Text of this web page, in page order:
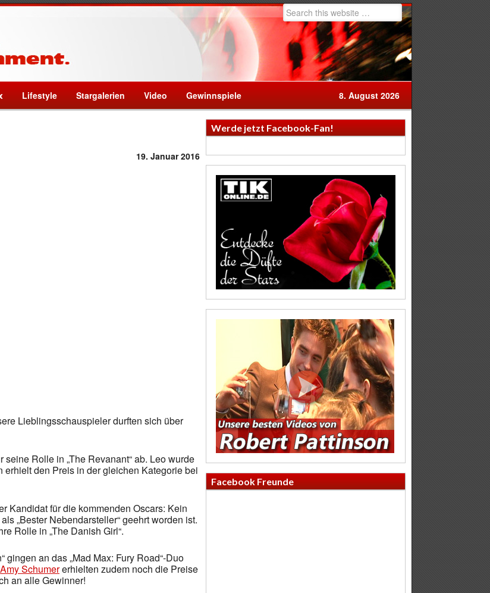
Lifestyle Stargalerien Video Gewinnspiele 8. August 2026
19. Januar 2016
Lieblingsschauspieler durften sich über
seine Rolle in „The Revanant“ ab. Leo wurde
erhielt den Preis in der gleichen Kategorie bei
Kandidat für die kommenden Oscars: Kein
„Bester Nebendarsteller“ geehrt worden ist.
Rolle in „The Danish Girl“.
an das „Mad Max: Fury Road“-Duo
Amy Schumererhielten zudem noch die Preise
an alle Gewinner!
Werde jetzt Facebook-Fan!
Facebook Freunde